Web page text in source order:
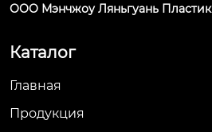
ООО Мэнчжоу Ляньгуань Пластик
Каталог
Главная
Продукция